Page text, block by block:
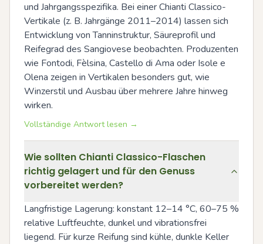
und Jahrgangsspezifika. Bei einer Chianti Classico-
Vertikale (z. B. Jahrgänge 2011–2014) lassen sich
Entwicklung von Tanninstruktur, Säureprofil und
Reifegrad des Sangiovese beobachten. Produzenten
wie Fontodi, Fèlsina, Castello di Ama oder Isole e
Olena zeigen in Vertikalen besonders gut, wie
Winzerstil und Ausbau über mehrere Jahre hinweg
wirken.
Vollständige Antwort lesen →
Wie sollten Chianti Classico-Flaschen
richtig gelagert und für den Genuss
vorbereitet werden?
Langfristige Lagerung: konstant 12–14 °C, 60–75 %
relative Luftfeuchte, dunkel und vibrationsfrei
liegend. Für kurze Reifung sind kühle, dunkle Keller